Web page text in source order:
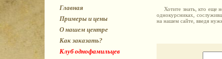
Главная
Примеры и цены
О нашем центре
Как заказать?
Клуб однофамильцев
Хотите знать, кто еще
однокурсниках,
на нашем сайте, введя